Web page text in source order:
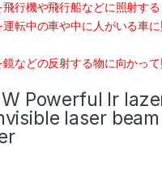
行機や飛行船などに照射する
転中の車や中に人がいる車
などの反射する物に向かっ
Powerful Ir
laser